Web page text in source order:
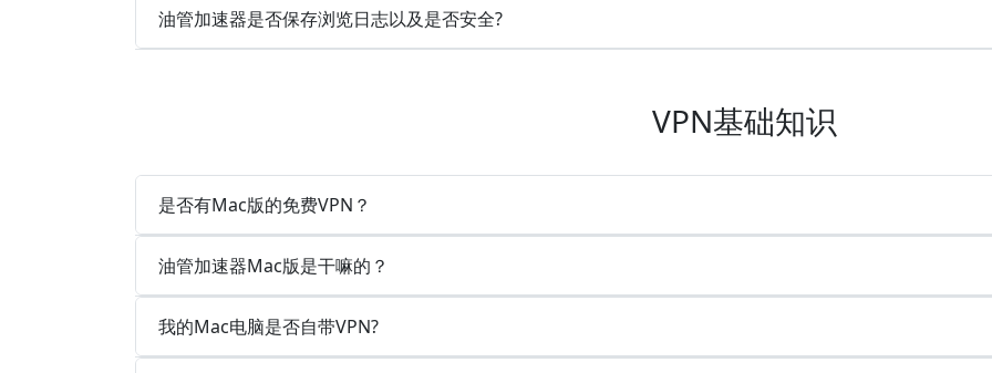
油管加速器是否保存浏览日志以及是否安全?
VPN基础知识
是否有Mac版的免费VPN？
油管加速器Mac版是干嘛的？
我的Mac电脑是否自带VPN?